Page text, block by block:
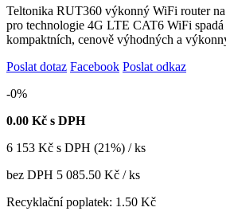
Teltonika RUT360 výkonný WiFi router
pro technologie 4G LTE CAT6 WiFi spadá
kompaktních, cenově výhodných a
Poslat dotaz Facebook Poslat odkaz
-0%
0.00 Kč s DPH
6 153 Kč s DPH (21%) / ks
bez DPH 5 085.50 Kč / ks
Recyklační poplatek: 1.50 Kč